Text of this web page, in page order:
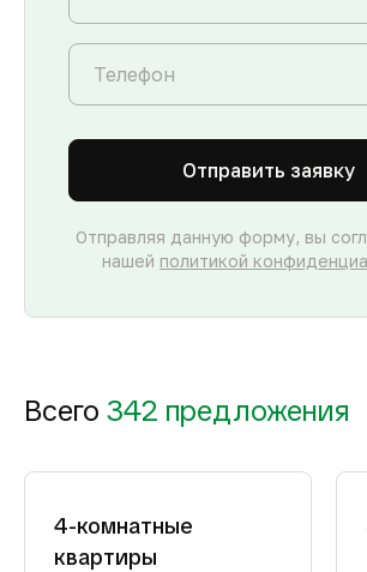
Отправить заявку
Отправляя данную форму, вы
нашей политикой
Всего 342 предложения
4-комнатные
квартиры